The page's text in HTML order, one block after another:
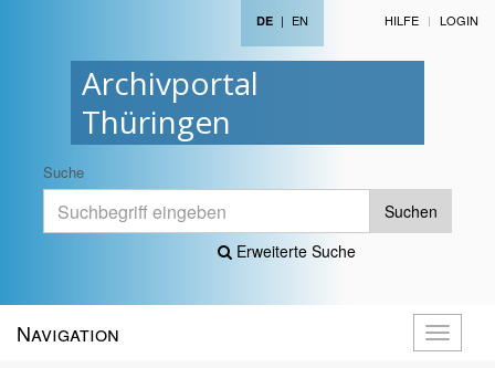
Archivportal
Thüringen
DE | EN HILFE LOGIN
Suche
Suchen
Erweiterte Suche
öffnen
Navigation